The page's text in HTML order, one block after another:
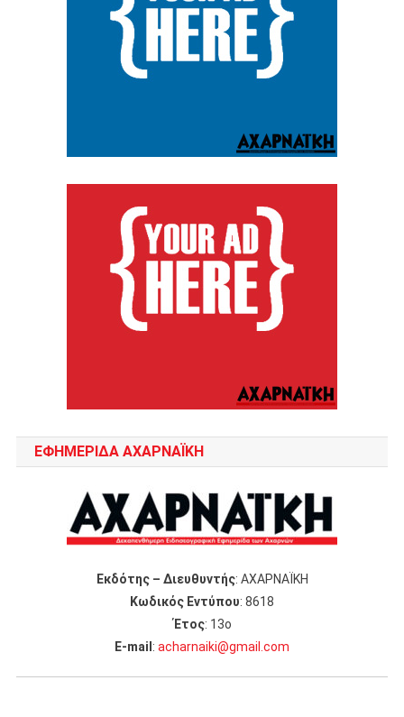
ΕΦΗΜΕΡΙΔΑ ΑΧΑΡΝΑΪΚΗ
Εκδότης – Διευθυντής: ΑΧΑΡΝΑΪΚΗ
Κωδικός Εντύπου: 8618
Έτος: 13ο
Ε-mail : acharnaiki@gmail.com